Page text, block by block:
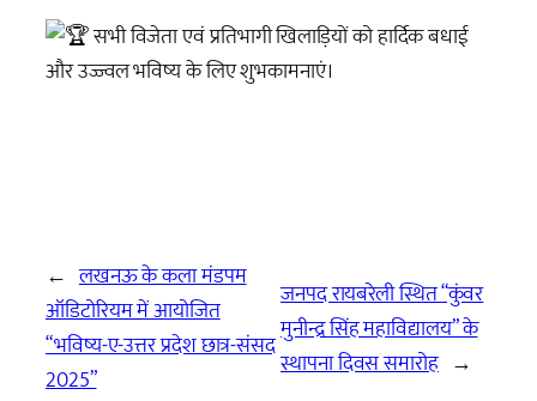
सभी विजेता एवं प्रतिभागी खिलाड़ियों को हार्दिक बधाई
और उज्ज्वल भविष्य के लिए शुभकामनाएं।
← लखनऊ के कला मंडपम
ऑडिटोरियम में आयोजित
“भविष्य-ए-उत्तर प्रदेश छात्र-संसद
2025”
जनपद रायबरेली स्थित “कुंवर
मुनीन्द्र सिंह महाविद्यालय” के
स्थापना दिवस समारोह →